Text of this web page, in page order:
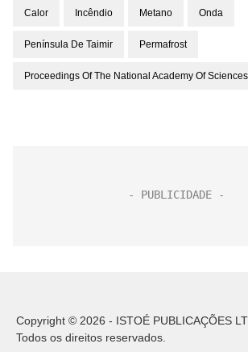
Calor Incêndio Metano Onda
Península De Taimir Permafrost
Proceedings Of The National Academy Of Sciences
Copyright © 2026 - ISTOÉ PUBLICAÇÕES
Todos os direitos reservados.